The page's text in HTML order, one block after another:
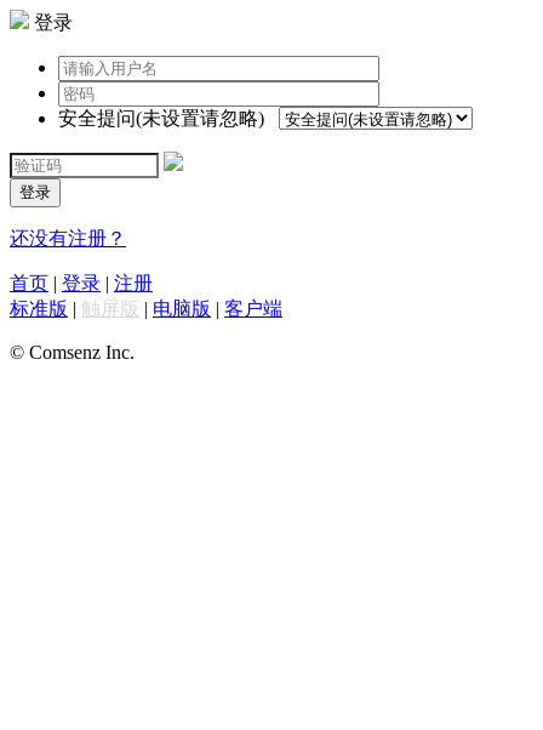
登录
安全提问(未设置请忽略)
登录
还没有注册？
首页 | 登录 | 注册
标准版 | 触屏版 | 电脑版 | 客户端
© Comsenz Inc.